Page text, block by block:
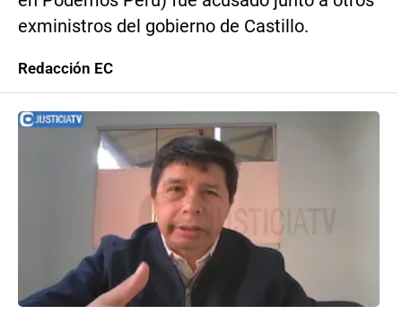
exministros del gobierno de Castillo.
Redacción EC